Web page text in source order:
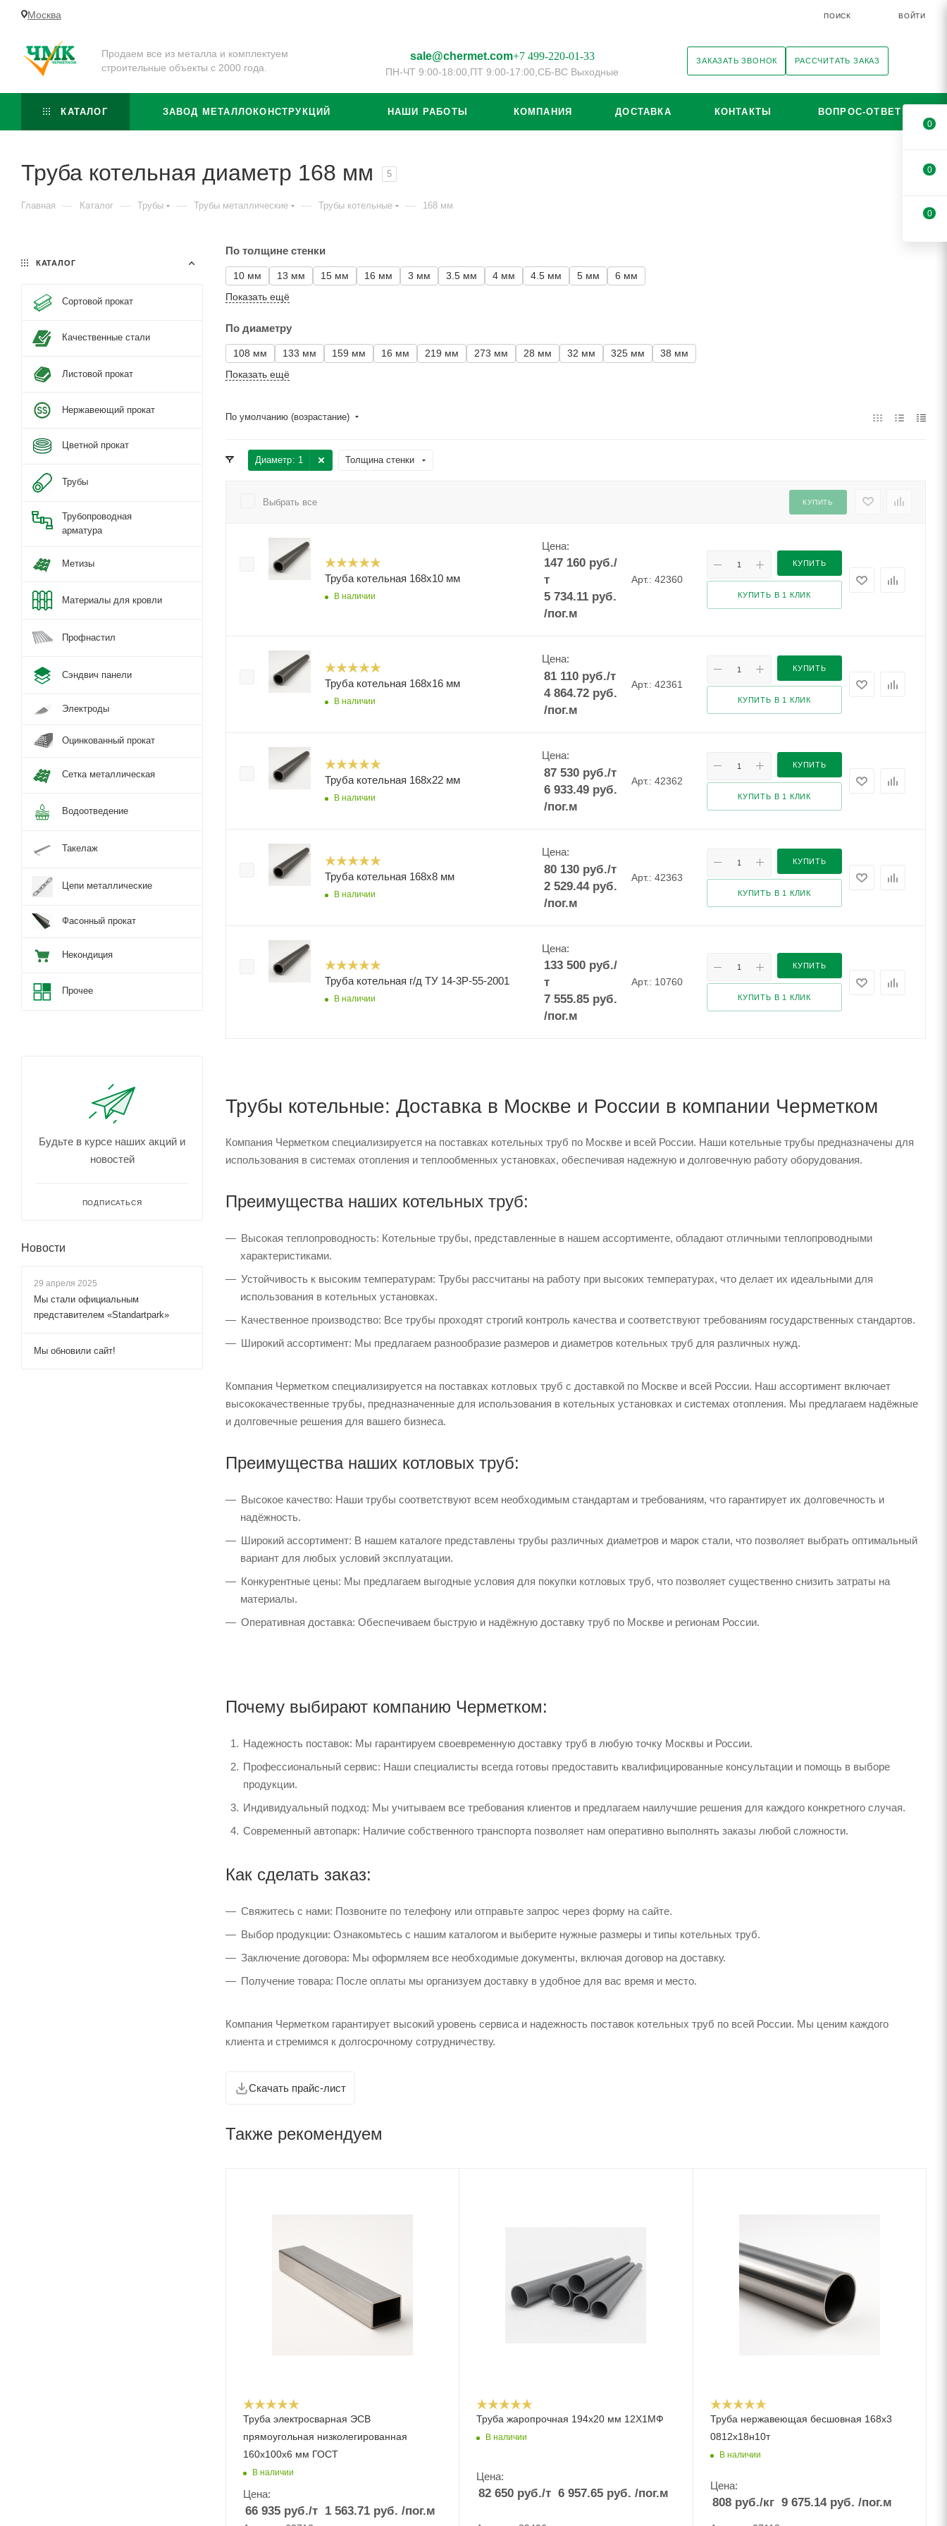
Москва ПОИСК ВОЙТИ
Продаем все из металла и комплектуем
строительные объекты с 2000 года.
sale@chermet.com+7 499-220-01-33
ПН-ЧТ 9:00-18:00, ПТ 9:00-17:00, СБ-ВС Выходные
ЗАКАЗАТЬ ЗВОНОК РАССЧИТАТЬ ЗАКАЗ
КАТАЛОГ ЗАВОД МЕТАЛЛОКОНСТРУКЦИЙ НАШИ РАБОТЫ КОМПАНИЯ ДОСТАВКА КОНТАКТЫ ВОПРОС-ОТВЕТ
Труба котельная диаметр 168 мм 5
Главная — Каталог — Трубы — Трубы металлические — Трубы котельные — 168 мм
По толщине стенки
10 мм 13 мм 15 мм 16 мм 3 мм 3.5 мм 4 мм 4.5 мм 5 мм
6 мм
Показать ещё
По диаметру
108 мм 133 мм 159 мм 16 мм 219 мм 273 мм 28 мм 32 мм 325 мм
38 мм
Показать ещё
По умолчанию (возрастание)
Диаметр: 1 Толщина стенки
Выбрать все КУПИТЬ
Труба котельная 168x10 мм
В наличии
Цена:
147 160руб./
т
5 734.11 руб.
/пог.м
Арт.: 42360
КУПИТЬ
КУПИТЬ В 1 КЛИК
Труба котельная 168x16 мм
В наличии
Цена:
81 110руб./т
4 864.72 руб.
/пог.м
Арт.: 42361
КУПИТЬ
КУПИТЬ В 1 КЛИК
Труба котельная 168x22 мм
В наличии
Цена:
87 530руб./т
6 933.49 руб.
/пог.м
Арт.: 42362
КУПИТЬ
КУПИТЬ В 1 КЛИК
Труба котельная 168x8 мм
В наличии
Цена:
80 130руб./т
2 529.44 руб.
/пог.м
Арт.: 42363
КУПИТЬ
КУПИТЬ В 1 КЛИК
Труба котельная г/д ТУ 14-3Р-55-2001
В наличии
Цена:
133 500руб./
т
7 555.85 руб.
/пог.м
Арт.: 10760
КУПИТЬ
КУПИТЬ В 1 КЛИК
Трубы котельные: Доставка в Москве и России в компании Черметком
Компания Черметком специализируется на поставках котельных труб по Москве и всей России. Наши котельные трубы предназначены для
использования в системах отопления и теплообменных установках, обеспечивая надежную и долговечную работу оборудования.
Преимущества наших котельных труб:
Высокая теплопроводность: Котельные трубы, представленные в нашем ассортименте, обладают отличными теплопроводными
характеристиками.
Устойчивость к высоким температурам: Трубы рассчитаны на работу при высоких температурах, что делает их идеальными для
использования в котельных установках.
Качественное производство: Все трубы проходят строгий контроль качества и соответствуют требованиям государственных стандартов.
Широкий ассортимент: Мы предлагаем разнообразие размеров и диаметров котельных труб для различных нужд.
Компания Черметком специализируется на поставках котловых труб с доставкой по Москве и всей России. Наш ассортимент включает
высококачественные трубы, предназначенные для использования в котельных установках и системах отопления. Мы предлагаем надёжные
и долговечные решения для вашего бизнеса.
Преимущества наших котловых труб:
Высокое качество: Наши трубы соответствуют всем необходимым стандартам и требованиям, что гарантирует их долговечность и
надёжность.
Широкий ассортимент: В нашем каталоге представлены трубы различных диаметров и марок стали, что позволяет выбрать оптимальный
вариант для любых условий эксплуатации.
Конкурентные цены: Мы предлагаем выгодные условия для покупки котловых труб, что позволяет существенно снизить затраты на
материалы.
Оперативная доставка: Обеспечиваем быструю и надёжную доставку труб по Москве и регионам России.
Почему выбирают компанию Черметком:
Надежность поставок: Мы гарантируем своевременную доставку труб в любую точку Москвы и России.
Профессиональный сервис: Наши специалисты всегда готовы предоставить квалифицированные консультации и помощь в выборе
продукции.
Индивидуальный подход: Мы учитываем все требования клиентов и предлагаем наилучшие решения для каждого конкретного случая.
Современный автопарк: Наличие собственного транспорта позволяет нам оперативно выполнять заказы любой сложности.
Как сделать заказ:
Свяжитесь с нами: Позвоните по телефону или отправьте запрос через форму на сайте.
Выбор продукции: Ознакомьтесь с нашим каталогом и выберите нужные размеры и типы котельных труб.
Заключение договора: Мы оформляем все необходимые документы, включая договор на доставку.
Получение товара: После оплаты мы организуем доставку в удобное для вас время и место.
Компания Черметком гарантирует высокий уровень сервиса и надежность поставок котельных труб по всей России. Мы ценим каждого
клиента и стремимся к долгосрочному сотрудничеству.
Скачать прайс-лист
Также рекомендуем
Труба электросварная ЭСВ
прямоугольная низколегированная
160х100х6 мм ГОСТ
В наличии
Цена:
66 935 руб./т 1 563.71 руб. /пог.м
Труба жаропрочная 194х20 мм 12Х1МФ
В наличии
Цена:
82 650 руб./т 6 957.65 руб. /пог.м
Труба нержавеющая бесшовная 168x3
0812х18н10т
В наличии
Цена:
808руб./кг 9 675.14 руб. /пог.м
КАТАЛОГ
Сортовой прокат
Качественные стали
Листовой прокат
Нержавеющий прокат
Цветной прокат
Трубы
Трубопроводная
арматура
Метизы
Материалы для кровли
Профнастил
Сэндвич панели
Электроды
Оцинкованный прокат
Сетка металлическая
Водоотведение
Такелаж
Цепи металлические
Фасонный прокат
Некондиция
Прочее
Будьте в курсе наших акций и
новостей
ПОДПИСАТЬСЯ
Новости
29 апреля 2025
Мы стали официальным
представителем «Standartpark»
Мы обновили сайт!
0
0
0